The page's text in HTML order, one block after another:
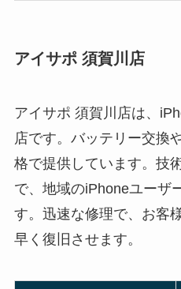
アイサポ 須賀川店
アイサポ 須賀川店は、
店です。バッテリー交換
格で提供しています。技
で、地域のiPhoneユーザ
す。迅速な修理で、お客
早く復旧させます。